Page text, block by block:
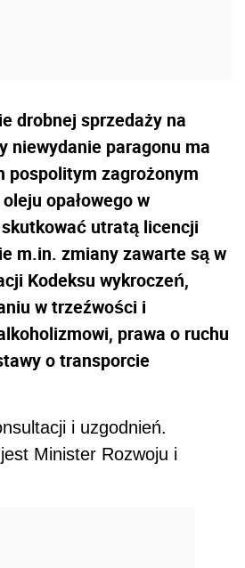
drobnej sprzedaży na
niewydanie paragonu ma
pospolitym zagrożonym
opałowego w
utratą licencji
m.in. zmiany zawarte są w
Kodeksu wykroczeń,
w trzeźwości i
prawa o ruchu
o transporcie
i uzgodnień.
Minister Rozwoju i